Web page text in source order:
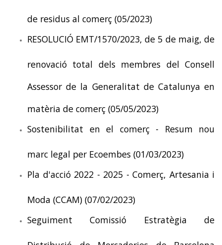
de residus al comerç (05/2023)
RESOLUCIÓ EMT/1570/2023, de 5 de maig, de
renovació total dels membres del Consell
Assessor de la Generalitat de Catalunya en
matèria de comerç (05/05/2023)
Sostenibilitat en el comerç - Resum nou
marc legal per Ecoembes (01/03/2023)
Pla d'acció 2022 - 2025 - Comerç, Artesania i
Moda (CCAM) (07/02/2023)
Seguiment Comissió Estratègia de
Distribució de Mercaderies de Barcelona